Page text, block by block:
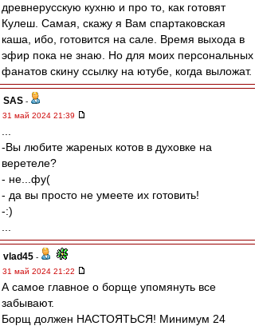
древнерусскую кухню и про то, как готовят
Кулеш. Самая, скажу я Вам спартаковская
каша, ибо, готовится на сале. Время выхода в
эфир пока не знаю. Но для моих персональных
фанатов скину ссылку на ютубе, когда выложат.
SAS -
31 май 2024 21:39
-Вы любите жареных котов в духовке на
веретеле?
- не...фу(
- да вы просто не умеете их готовить!
-:)
vlad45 -
31 май 2024 21:22
А самое главное о борще упомянуть все
забывают.
Борщ должен НАСТОЯТЬСЯ! Минимум 24